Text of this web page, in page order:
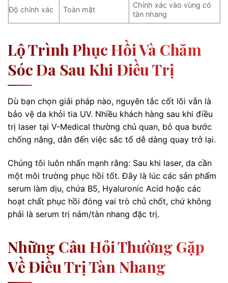
Độ chính xác Toàn mặt
Chính xác vào vùng có
tàn nhang
Lộ Trình Phục Hồi Và Chăm
Sóc Da Sau Khi Điều Trị
Dù bạn chọn giải pháp nào, nguyên tắc cốt lõi vẫn là
bảo vệ da khỏi tia UV. Nhiều khách hàng sau khi điều
trị laser tại V-Medical thường chủ quan, bỏ qua bước
chống nắng, dẫn đến việc sắc tố dễ dàng quay trở lại.
Chúng tôi luôn nhấn mạnh rằng: Sau khi laser, da cần
một môi trường phục hồi tốt. Đây là lúc các sản phẩm
serum làm dịu, chứa B5, Hyaluronic Acid hoặc các
hoạt chất phục hồi đóng vai trò chủ chốt, chứ không
phải là serum trị nám/tàn nhang đặc trị.
Những Câu Hỏi Thường Gặp
Về Điều Trị Tàn Nhang